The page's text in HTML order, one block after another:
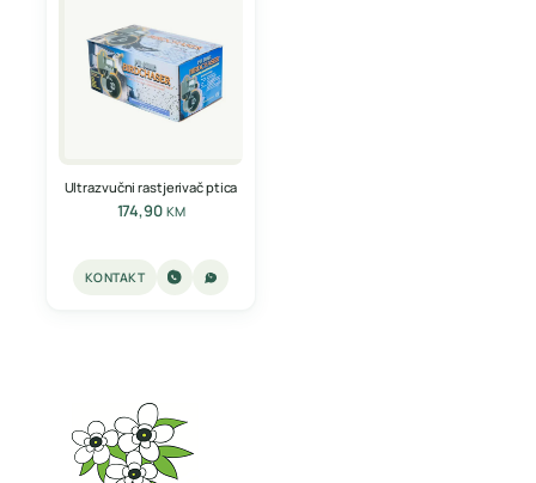
Ultrazvučni rastjerivač ptica
174,90 KM
KONTAKT